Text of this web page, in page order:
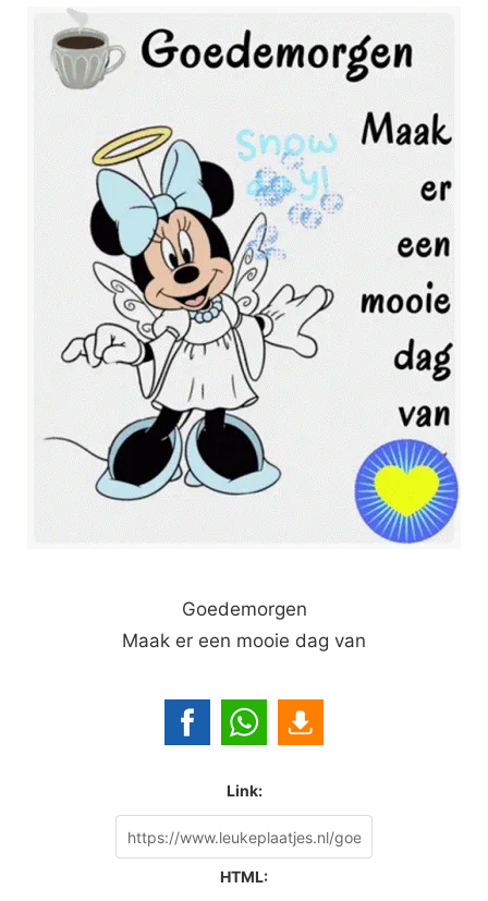
Goedemorgen
Maak er een mooie dag van
Link:
HTML: